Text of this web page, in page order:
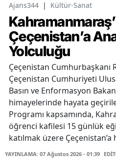
Ajans344 | Kültür-Sanat
Çeçenistan’a
Yolculuğu
Çeçenistan Cumhurbaşkanı
Çeçenistan Cumhuriyeti
Basın ve Enformasyon
himayelerinde hayata
Programı kapsamında,
öğrenci kafilesi 15 günlük
katılmak üzere
YAYINLAMA: 07 Ağustos 2026 - 01:39